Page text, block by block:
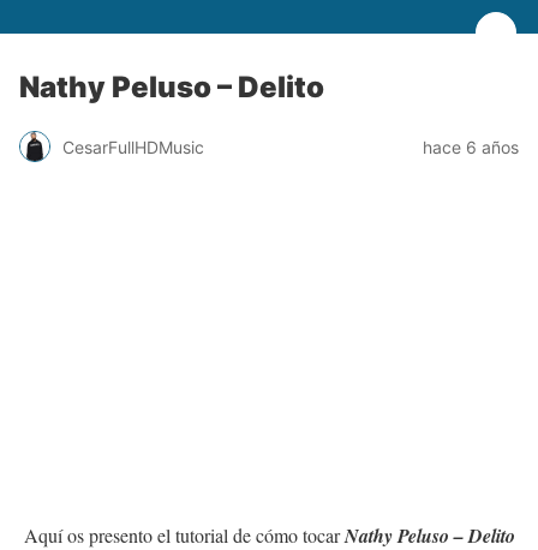
Nathy Peluso – Delito
CesarFullHDMusic hace 6 años
Aquí os presento el tutorial de cómo tocarNathy Peluso – Delito